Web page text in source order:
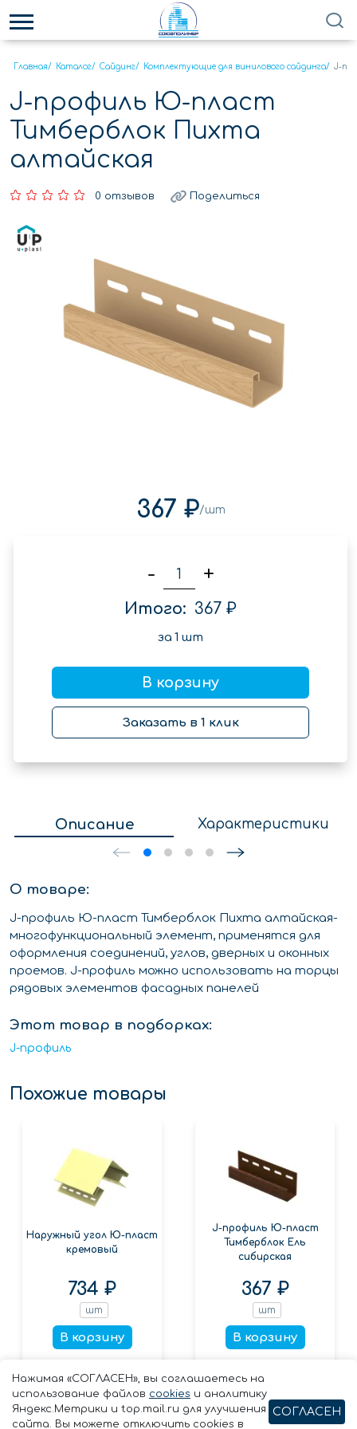
Главная/ Каталог/ Сайдинг/ Комплектующие для винилового сайдинга/ J-
J-профиль Ю-пласт
Тимберблок Пихта
алтайская
0 отзывов Поделиться
367 ₽/шт
- +
Итого: 367 ₽
за 1 шт
В корзину
Заказать в 1 клик
Описание Характеристики
О товаре:
J-профиль Ю-пласт Тимберблок Пихта алтайская-
многофункциональный элемент, применятся для
оформления соединений, углов, дверных и оконных
проемов. J-профиль можно использовать на торцы
рядовых элементов фасадных панелей
Этот товар в подборках:
J-профиль
Похожие товары
Наружный угол Ю-пласт
кремовый
734 ₽
шт
В корзину
J-профиль Ю-пласт
Тимберблок Ель
сибирская
367 ₽
шт
В корзину
Нажимая «СОГЛАСЕН», вы соглашаетесь на
использование файлов cookies и аналитику
Яндекс.Метрики и top.mail.ru для улучшения
сайта. Вы можете отключить cookies в
СОГЛАСЕН